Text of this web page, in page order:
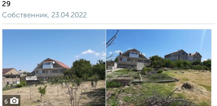
29
Собственник, 23.04.2022
6